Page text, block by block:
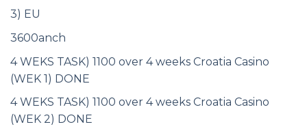
3) EU
3600anch
4 WEKS TASK) 1100 over 4 weeks Croatia Casino
(WEK 1) DONE
4 WEKS TASK) 1100 over 4 weeks Croatia Casino
(WEK 2) DONE